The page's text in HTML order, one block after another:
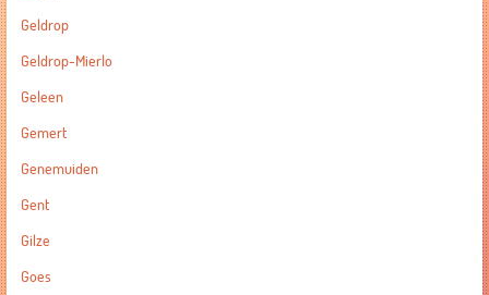
Geldrop
Geldrop-Mierlo
Geleen
Gemert
Genemuiden
Gent
Gilze
Goes